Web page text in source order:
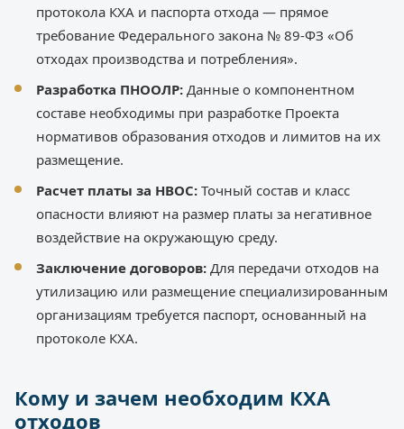
протокола КХА и паспорта отхода — прямое
требование Федерального закона № 89-ФЗ «Об
отходах производства и потребления».
Разработка ПНООЛР: Данные о компонентном
составе необходимы при разработке Проекта
нормативов образования отходов и лимитов на их
размещение.
Расчет платы за НВОС: Точный состав и класс
опасности влияют на размер платы за негативное
воздействие на окружающую среду.
Заключение договоров: Для передачи отходов на
утилизацию или размещение специализированным
организациям требуется паспорт, основанный на
протоколе КХА.
Кому и зачем необходим КХА
отходов